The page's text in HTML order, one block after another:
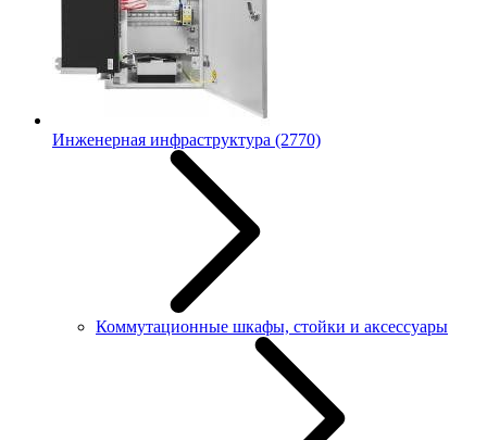
Инженерная инфраструктура (2770)
Коммутационные шкафы, стойки и аксессуары